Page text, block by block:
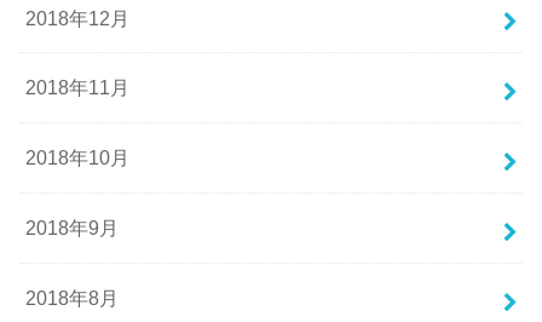
2018年12月
2018年11月
2018年10月
2018年9月
2018年8月